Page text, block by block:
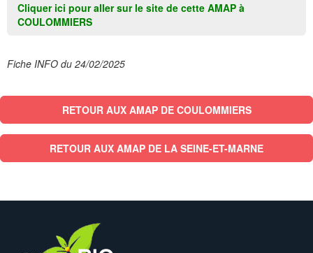
Cliquer ici pour aller sur le site de cette AMAP à
COULOMMIERS
Fiche INFO du 24/02/2025
RETOUR AUX AMAP DE COULOMMIERS
RETOUR AUX AMAP DE LA SEINE-ET-MARNE